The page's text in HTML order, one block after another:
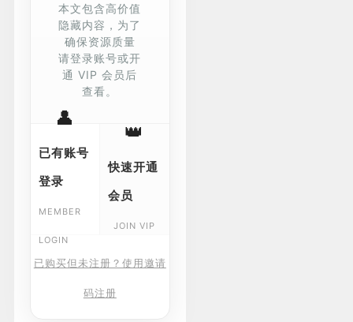
本文包含高价值
隐藏内容，为了
确保资源质量
请登录账号或开
通 VIP 会员后
查看。
👤
已有账号
登录
MEMBER
LOGIN
👑
快速开通
会员
JOIN VIP
已购买但未注册？使用邀请
码注册